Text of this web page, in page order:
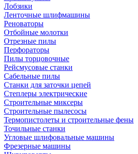
Лобзики
Ленточные шлифмашины
Реноваторы
Отбойные молотки
Отрезные пилы
Перфораторы
Пилы торцовочные
Рейсмусовые станки
Сабельные пилы
Станки для заточки цепей
Степлеры электрические
Строительные миксеры
Строительные пылесосы
Термопистолеты и строительные фены
Точильные станки
Угловые шлифовальные машины
Фрезерные машины